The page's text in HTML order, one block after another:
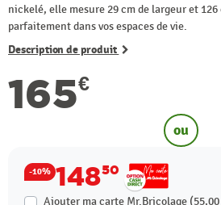
nickelé, elle mesure 29 cm de largeur et
parfaitement dans vos espaces de vie.
Description de produit
165€
ou
-10% 14850
Ajouter ma carte Mr.Bricolage